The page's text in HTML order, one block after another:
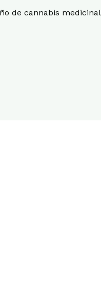
de cannabis